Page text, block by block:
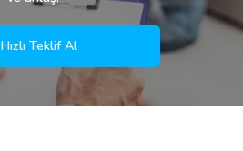
Hızlı Teklif Al